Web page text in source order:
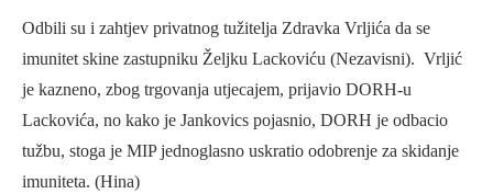
Odbili su i zahtjev privatnog tužitelja Zdravka Vrljića da se
imunitet skine zastupniku Željku Lackoviću (Nezavisni). Vrljić
je kazneno, zbog trgovanja utjecajem, prijavio DORH-u
Lackovića, no kako je Jankovics pojasnio, DORH je odbacio
tužbu, stoga je MIP jednoglasno uskratio odobrenje za skidanje
imuniteta. (Hina)